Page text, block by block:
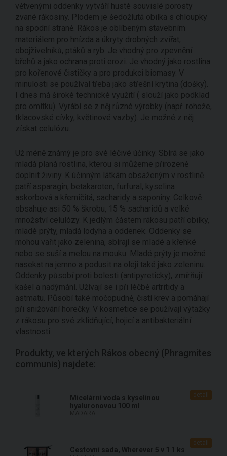
větvenými oddenky vytváří husté souvislé porosty
zvané rákosiny. Plodem je šedožlutá obilka s chloupky
na spodní straně. Rákos je oblíbeným stavebním
materiálem pro hnízda a úkryty drobných zvířat,
obojživelníků, ptáků a ryb. Je vhodný pro zpevnění
břehů a jako ochrana proti erozi. Je vhodný jako rostlina
pro kořenové čističky a pro produkci biomasy. V
minulosti se používal třeba jako střešní krytina (došky).
I dnes má široké technické využití ( slouží jako podklad
pro omítku). Vyrábí se z něj různé výrobky (např. rohože,
tklacovské cívky, květinové vazby). Je možné z něj
získat celulózu.
Už méně známý je pro své léčivé účinky. Sbírá se jako
mladá planá rostlina, kterou si můžeme přirozeně
doplnit živiny. K účinným látkám obsaženým v rostlině
patří asparagin, betakaroten, furfural, kyselina
askorbová a křemičitá, sacharidy a saponiny. Celkově
obsahuje asi 50 % škrobu, 15 % sacharidů a velké
množství celulózy. K jedlým částem rákosu patří obilky,
mladé prýty, mladá lodyha a oddenek. Oddenky se
mohou vařit jako zelenina, sbírají se mladé a křehké
nebo se suší a melou na mouku. Mladé prýty je možné
nasekat na jemno a podusit na oleji také jako zeleninu.
Oddenky působí proti bolesti (antipyreticky), zmírňují
kašel a nadýmání. Užívají se i při léčbě artritidy a
astmatu. Působí také močopudně, čistí krev a pomáhají
při snižování horečky. V kosmetice se používají výtažky
z rákosu pro své zklidňující, hojicí a antibakteriální
vlastnosti.
Produkty, ve kterých Rákos obecný (Phragmites
communis) najdete:
Micelární voda s kyselinou
hyaluronovou 100 ml
detail
Cestovní sada, Wherever 5 v 1 1 ks
detail